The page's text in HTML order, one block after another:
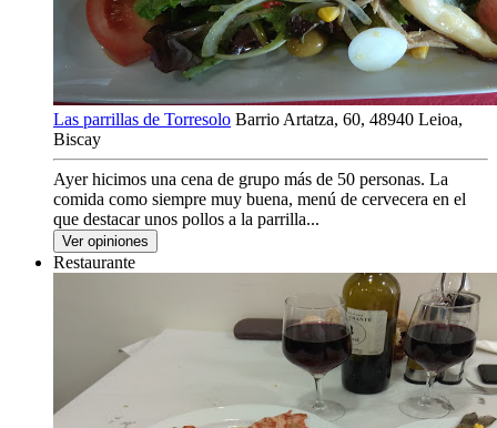
Las parrillas de Torresolo Barrio Artatza, 60, 48940 Leioa,
Biscay
Ayer hicimos una cena de grupo más de 50 personas. La
comida como siempre muy buena, menú de cervecera en el
que destacar unos pollos a la parrilla...
Ver opiniones
Restaurante